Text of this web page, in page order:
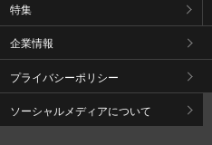
特集
企業情報
プライバシーポリシー
ソーシャルメディアについて